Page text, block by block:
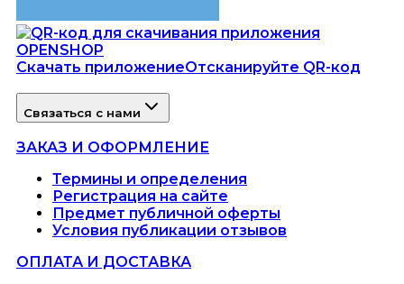
Скачать приложениеОтсканируйте QR-код
Связаться с нами
ЗАКАЗ И ОФОРМЛЕНИЕ
Термины и определения
Регистрация на сайте
Предмет публичной оферты
Условия публикации отзывов
ОПЛАТА И ДОСТАВКА